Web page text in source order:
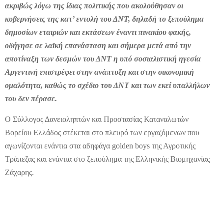
ακριβώς λόγω της ίδιας πολιτικής που ακολούθησαν οι
κυβερνήσεις της κατ’ εντολή του ΔΝΤ, δηλαδή το ξεπούλημα
δημοσίων εταιριών και εκτάσεων έναντι πινακίου φακής,
οδήγησε σε λαϊκή επανάσταση και σήμερα μετά από την
αποτίναξη των δεσμών του ΔΝΤ η υπό σοσιαλιστική ηγεσία
Αργεντινή επιστρέφει στην ανάπτυξη και στην οικονομική
ομαλότητα, καθώς το σχέδιο του ΔΝΤ και των εκεί υπαλλήλων
του δεν πέρασε.
Ο Σύλλογος Δανειοληπτών και Προστασίας Καταναλωτών
Βορείου Ελλάδος στέκεται στο πλευρό των εργαζόμενων που
αγωνίζονται ενάντια στα αδηφάγα golden boys της Αγροτικής
Τράπεζας και ενάντια στο ξεπούλημα της Ελληνικής Βιομηχανίας
Ζάχαρης.